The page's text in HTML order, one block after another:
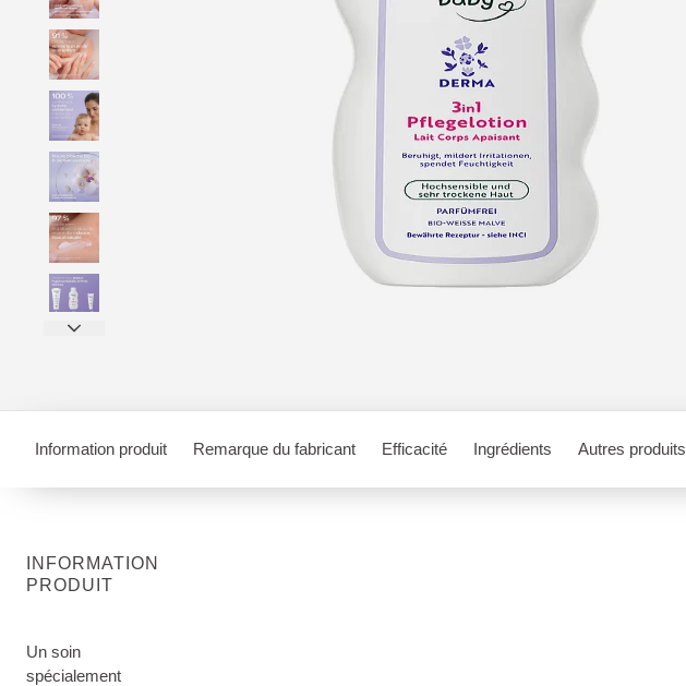
Information produit Remarque du fabricant Efficacité Ingrédients Autres produits
INFORMATION
PRODUIT
Un soin
spécialement